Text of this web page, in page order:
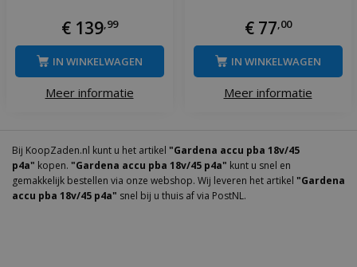
€ 139,99
Meer informatie
IN WINKELWAGEN
€ 77,00
Meer informatie
IN WINKELWAGEN
Bij KoopZaden.nl kunt u het artikel "Gardena accu pba 18v/45
p4a" kopen. "Gardena accu pba 18v/45 p4a" kunt u snel en
gemakkelijk bestellen via onze webshop. Wij leveren het artikel "Gardena
accu pba 18v/45 p4a" snel bij u thuis af via PostNL.